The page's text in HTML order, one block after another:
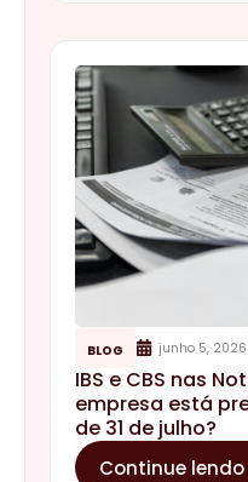
BLOG junho 5, 2026
IBS e CBS nas
empresa está
de 31 de julho?
Continue lendo